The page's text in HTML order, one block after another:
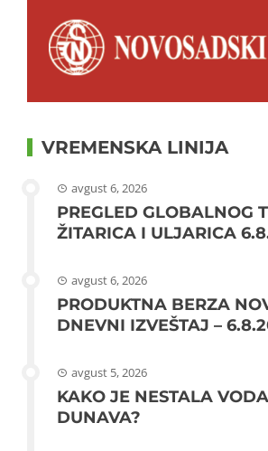
VREMENSKA LINIJA
avgust 6, 2026
PREGLED GLOBALNOG
ŽITARICA I ULJARICA
avgust 6, 2026
PRODUKTNA BERZA
DNEVNI IZVEŠTAJ –
avgust 5, 2026
KAKO JE NESTALA
DUNAVA?